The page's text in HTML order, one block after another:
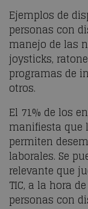
Ejemplos de
personas con
manejo de las
joysticks,
programas de
otros.
El 71% de los
manifiesta que
permiten
laborales. Se
relevante que
TIC, a la hora
personas con